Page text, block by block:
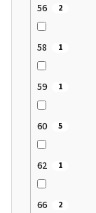
56 2
58 1
59 1
60 5
62 1
66 2